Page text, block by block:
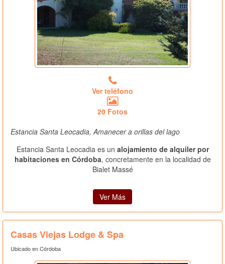
Ver teléfono
20 Fotos
Estancia Santa Leocadia, Amanecer a orillas del lago
Estancia Santa Leocadia es un alojamiento de alquiler por
habitaciones en Córdoba, concretamente en la localidad de
Bialet Massé
Ver Más
Casas Viejas Lodge & Spa
Ubicado en Córdoba